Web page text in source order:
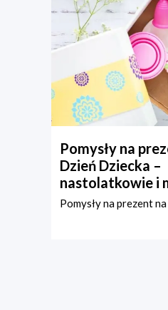
Pomysły na
Dzień Dziecka –
nastolatkowie i
Pomysły na prezent